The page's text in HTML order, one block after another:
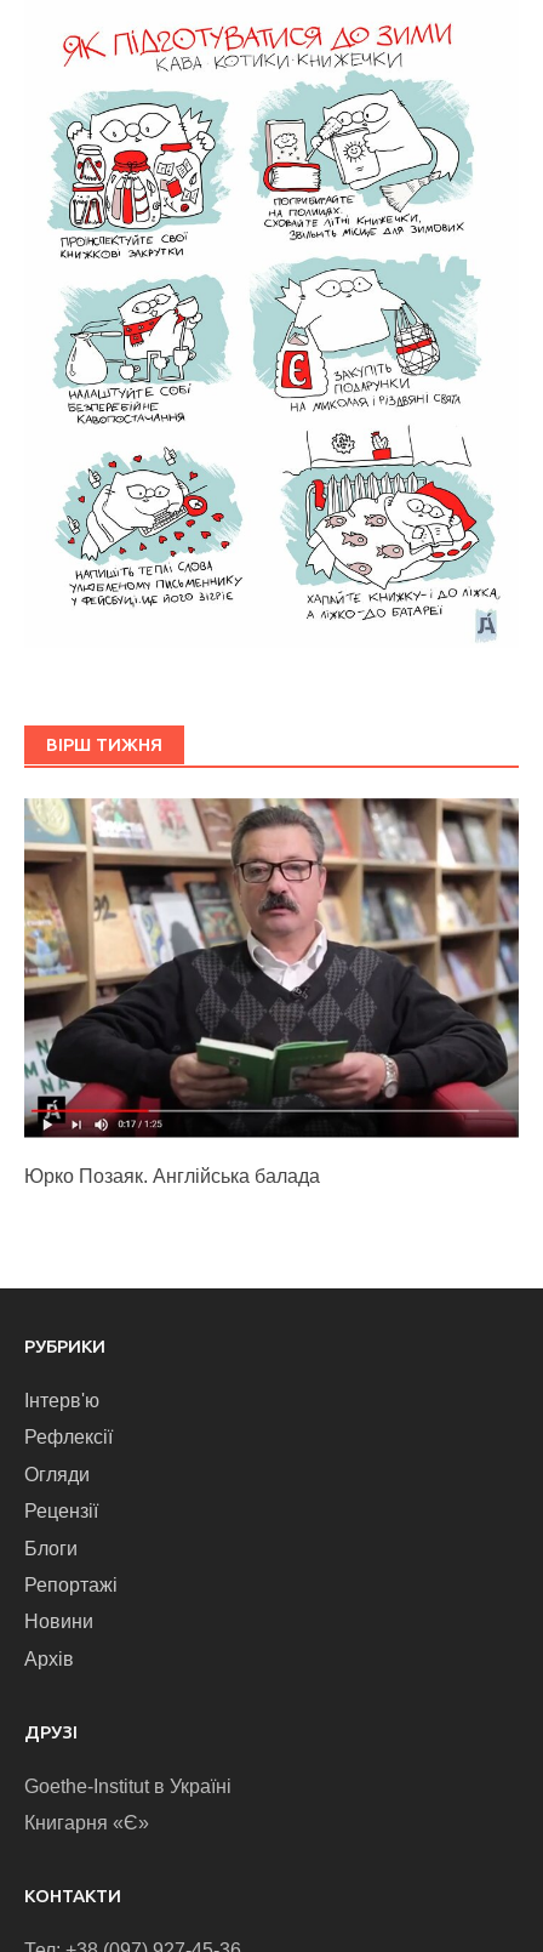
ВІРШ ТИЖНЯ
Юрко Позаяк. Англійська балада
РУБРИКИ
Інтерв'ю
Рефлексії
Огляди
Рецензії
Блоги
Репортажі
Новини
Архів
ДРУЗІ
Goethe-Institut в Україні
Книгарня «Є»
КОНТАКТИ